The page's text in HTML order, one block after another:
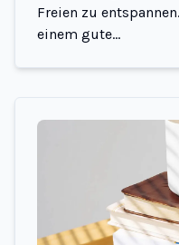
Freien zu
einem gute...